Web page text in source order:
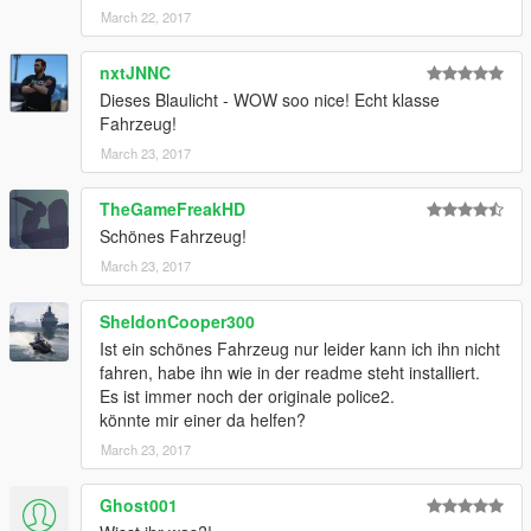
March 22, 2017
nxtJNNC
Dieses Blaulicht - WOW soo nice! Echt klasse
Fahrzeug!
March 23, 2017
TheGameFreakHD
Schönes Fahrzeug!
March 23, 2017
SheldonCooper300
Ist ein schönes Fahrzeug nur leider kann ich ihn nicht
fahren, habe ihn wie in der readme steht installiert.
Es ist immer noch der originale police2.
könnte mir einer da helfen?
March 23, 2017
Ghost001